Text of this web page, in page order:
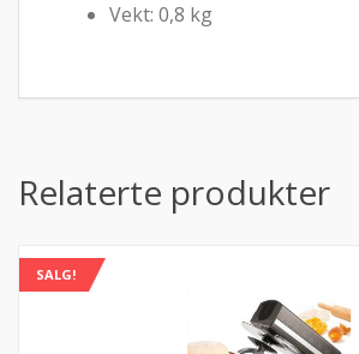
Vekt: 0,8 kg
Relaterte produkter
SALG!